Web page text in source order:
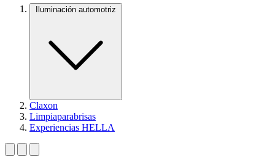
Iluminación automotriz
Claxon
Limpiaparabrisas
Experiencias HELLA